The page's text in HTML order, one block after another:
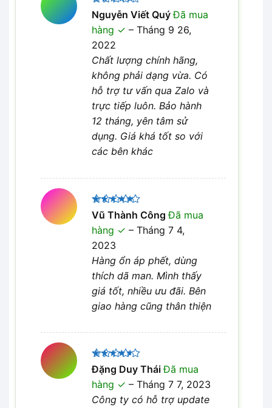
Được xếp
hạng 5
sao
Nguyễn Viết QuýĐã mua
hàng
– Tháng 9 26,
2022
Chất lượng chính hãng,
không phải dạng vừa. Có
hỗ trợ tư vấn qua Zalo và
trực tiếp luôn. Bảo hành
12 tháng, yên tâm sử
dụng. Giá khá tốt so với
các bên khác
Được xếp
55
sao
Vũ Thành CôngĐã mua
hàng
– Tháng 7 4,
2023
Hàng ổn áp phết, dùng
thích dã man. Mình thấy
giá tốt, nhiều ưu đãi. Bên
giao hàng cũng thân thiện
Được
xếp hạng
45 sao
Đặng Duy TháiĐã mua
hàng
– Tháng 7 7, 2023
Công ty có hỗ trợ update